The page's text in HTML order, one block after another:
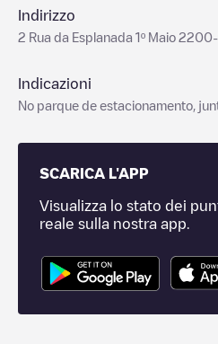
Indirizzo
2 Rua da Esplanada 1º Maio
Indicazioni
No parque de estacionamento,
SCARICA L'APP
Visualizza lo stato dei
reale sulla nostra app.